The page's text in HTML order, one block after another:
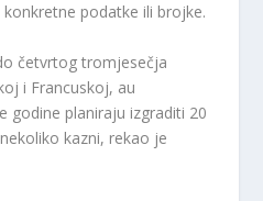
konkretne podatke ili brojke.
četvrtog tromjesečja
i Francuskoj, au
godine planiraju izgraditi 20
kazni, rekao je